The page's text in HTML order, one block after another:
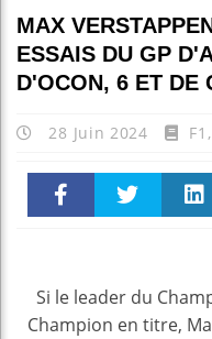
MAX
ESSAIS DU GP
D'OCON, 6 ET DE
28 Juin 2024 F1 ,
k
Si le leader du
Champion en titre,